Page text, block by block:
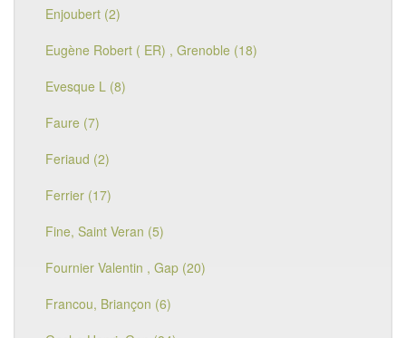
Enjoubert (2)
Eugène Robert ( ER) , Grenoble (18)
Evesque L (8)
Faure (7)
Feriaud (2)
Ferrier (17)
Fine, Saint Veran (5)
Fournier Valentin , Gap (20)
Francou, Briançon (6)